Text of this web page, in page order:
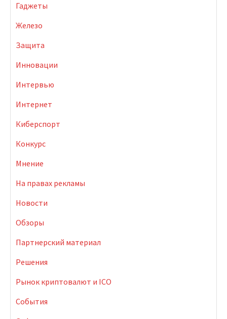
Гаджеты
Железо
Защита
Инновации
Интервью
Интернет
Киберспорт
Конкурс
Мнение
На правах рекламы
Новости
Обзоры
Партнерский материал
Решения
Рынок криптовалют и ICO
События